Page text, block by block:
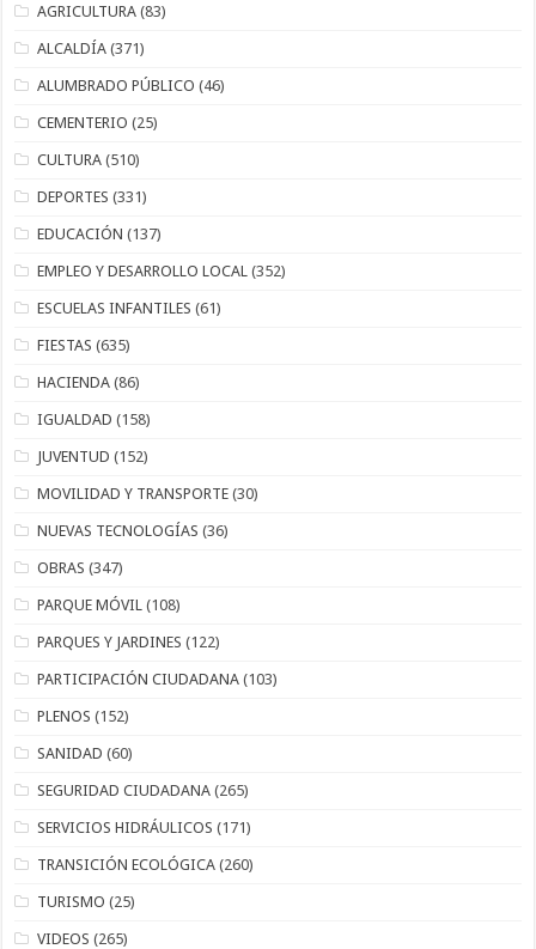
AGRICULTURA (83)
ALCALDÍA (371)
ALUMBRADO PÚBLICO (46)
CEMENTERIO (25)
CULTURA (510)
DEPORTES (331)
EDUCACIÓN (137)
EMPLEO Y DESARROLLO LOCAL (352)
ESCUELAS INFANTILES (61)
FIESTAS (635)
HACIENDA (86)
IGUALDAD (158)
JUVENTUD (152)
MOVILIDAD Y TRANSPORTE (30)
NUEVAS TECNOLOGÍAS (36)
OBRAS (347)
PARQUE MÓVIL (108)
PARQUES Y JARDINES (122)
PARTICIPACIÓN CIUDADANA (103)
PLENOS (152)
SANIDAD (60)
SEGURIDAD CIUDADANA (265)
SERVICIOS HIDRÁULICOS (171)
TRANSICIÓN ECOLÓGICA (260)
TURISMO (25)
VIDEOS (265)